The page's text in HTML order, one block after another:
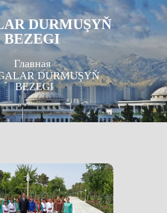
DURMUŞYŇ
BEZEGI
Главная
DURMUŞYŇ
BEZEGI